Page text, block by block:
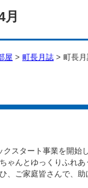
屋 > 町長月誌 > 町長
スタート事業を開始
ゃんとゆっくりふれあ
、ご家庭皆さんで、助